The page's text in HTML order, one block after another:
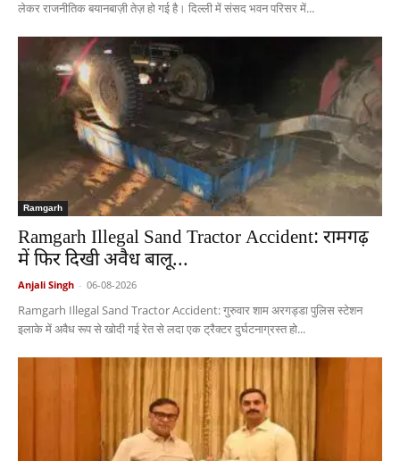
लेकर राजनीतिक बयानबाज़ी तेज़ हो गई है। दिल्ली में संसद भवन परिसर में...
Ramgarh
Ramgarh Illegal Sand Tractor Accident: रामगढ़
में फिर दिखी अवैध बालू...
Anjali Singh - 06-08-2026
Ramgarh Illegal Sand Tractor Accident: गुरुवार शाम अरगड्डा पुलिस स्टेशन
इलाके में अवैध रूप से खोदी गई रेत से लदा एक ट्रैक्टर दुर्घटनाग्रस्त हो...